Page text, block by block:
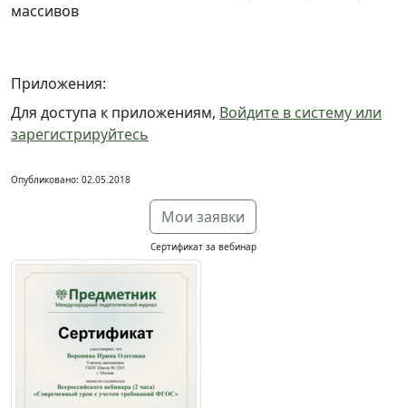
массивов
Приложения:
Для доступа к приложениям, Войдите в систему или
зарегистрируйтесь
Опубликовано: 02.05.2018
Мои заявки
Сертификат за вебинар